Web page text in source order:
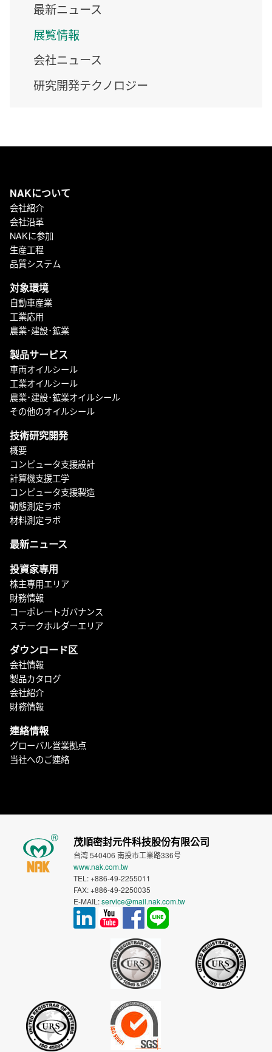
最新ニュース
展覧情報
会社ニュース
研究開発テクノロジー
NAKについて
会社紹介
会社沿革
NAKに参加
生産工程
品質システム
対象環境
自動車産業
工業応用
農業･建設･鉱業
製品サービス
車両オイルシール
工業オイルシール
農業･建設･鉱業オイルシール
その他のオイルシール
技術研究開発
概要
コンピュータ支援設計
計算機支援工学
コンピュータ支援製造
動態測定ラボ
材料測定ラボ
最新ニュース
投資家専用
株主専用エリア
財務情報
コーポレートガバナンス
ステークホルダーエリア
ダウンロード区
会社情報
製品カタログ
会社紹介
財務情報
連絡情報
グローバル営業拠点
当社へのご連絡
茂順密封元件科技股份有限公司
台湾 540406 南投市工業路336号
www.nak.com.tw
TEL: +886-49-2255011
FAX: +886-49-2250035
E-MAIL:service@mail.nak.com.tw